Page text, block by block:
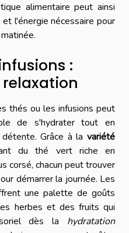
alimentaire peut ainsi
l'énergie nécessaire pour
:
thés ou les infusions peut
de s'hydrater tout en
Grâce à la variété
du thé vert riche en
corsé, chacun peut trouver
démarrer la journée. Les
une palette de goûts
herbes et des fruits qui
dès la hydratation